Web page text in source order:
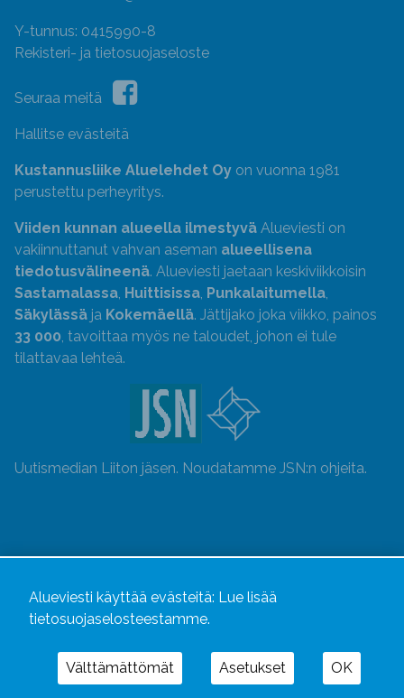
Y-tunnus: 0415990-8
Rekisteri- ja tietosuojaseloste
Seuraa meitä
Hallitse evästeitä
Kustannusliike Aluelehdet Oy on vuonna 1981
perustettu perheyritys.
Viiden kunnan alueella ilmestyvä Alueviesti on
vakiinnuttanut vahvan aseman alueellisena
tiedotusvälineenä. Alueviesti jaetaan keskiviikkoisin
Sastamalassa, Huittisissa, Punkalaitumella,
Säkylässä ja Kokemäellä. Jättijako joka viikko, painos
33 000, tavoittaa myös ne taloudet, johon ei tule
tilattavaa lehteä.
Uutismedian Liiton jäsen. Noudatamme JSN:n ohjeita.
Alueviesti käyttää evästeitä: Lue lisää
tietosuojaselosteestamme.
Välttämättömät Asetukset OK